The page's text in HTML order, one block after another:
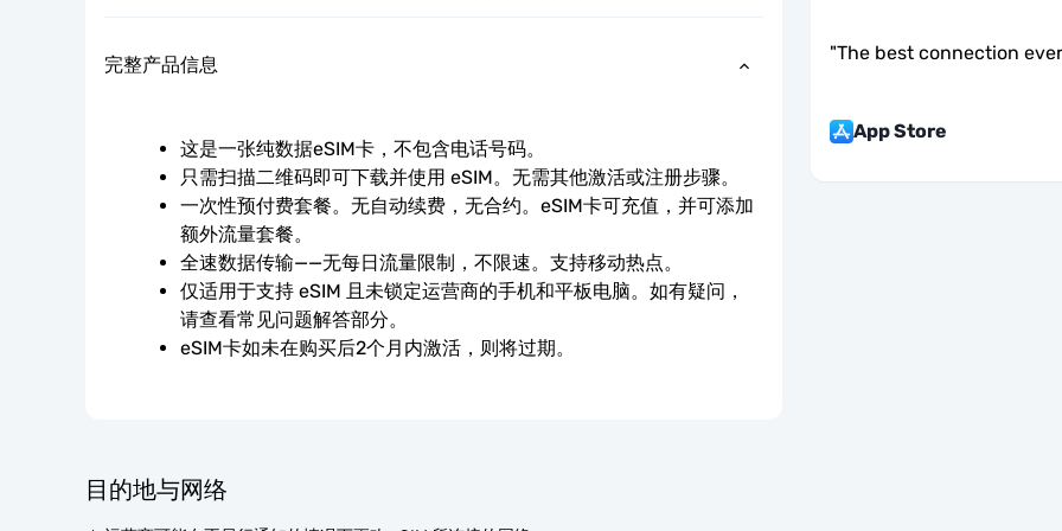
完整产品信息
这是一张纯数据eSIM卡，不包含电话号码。
只需扫描二维码即可下载并使用 eSIM。无需其他激活或注册步骤。
一次性预付费套餐。无自动续费，无合约。eSIM卡可充值，并可添加
额外流量套餐。
全速数据传输——无每日流量限制，不限速。支持移动热点。
仅适用于支持 eSIM 且未锁定运营商的手机和平板电脑。如有疑问，
请查看常见问题解答部分。
eSIM卡如未在购买后2个月内激活，则将过期。
目的地与网络
"The best connection ever
App Store